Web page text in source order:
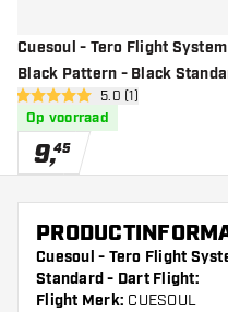
Cuesoul - Tero Flight
Black Pattern - Black
Dart Flightsopen reviews
5 score sterren5.0 (1)
Op voorraad
9,45
Cuesoul - Tero Flight
Standard - Dart Flight:
Flight Merk: CUESOUL